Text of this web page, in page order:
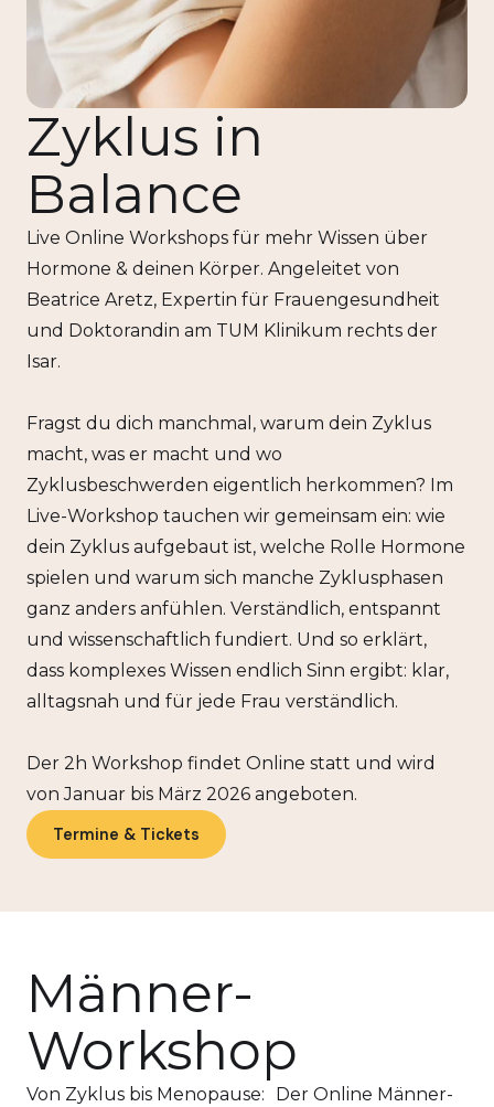
Zyklus in
Balance
Live Online Workshops für mehr Wissen über
Hormone & deinen Körper. Angeleitet von
Beatrice Aretz, Expertin für Frauengesundheit
und Doktorandin am TUM Klinikum rechts der
Isar.
Fragst du dich manchmal, warum dein Zyklus
macht, was er macht und wo
Zyklusbeschwerden eigentlich herkommen? Im
Live-Workshop tauchen wir gemeinsam ein: wie
dein Zyklus aufgebaut ist, welche Rolle Hormone
spielen und warum sich manche Zyklusphasen
ganz anders anfühlen. Verständlich, entspannt
und wissenschaftlich fundiert. Und so erklärt,
dass komplexes Wissen endlich Sinn ergibt: klar,
alltagsnah und für jede Frau verständlich.
Der 2h Workshop findet Online statt und wird
von Januar bis März 2026 angeboten.
Termine & Tickets
Männer-
Workshop
Von Zyklus bis Menopause: Der Online Männer-